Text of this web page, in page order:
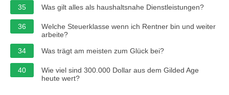
35 Was gilt alles als haushaltsnahe Dienstleistungen?
36
Welche Steuerklasse wenn ich Rentner bin und weiter
arbeite?
34
Was trägt am meisten zum Glück bei?
40
Wie viel sind 300.000 Dollar aus dem Gilded Age
heute wert?